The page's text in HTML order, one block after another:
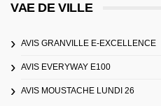
VAE DE VILLE
AVIS GRANVILLE E-EXCELLENCE
AVIS EVERYWAY E100
AVIS MOUSTACHE LUNDI 26